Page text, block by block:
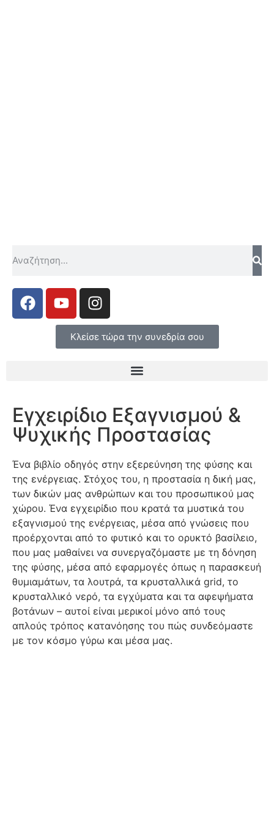
Κλείσε τώρα την συνεδρία σου
Εγχειρίδιο Εξαγνισμού &
Ψυχικής Προστασίας
Ένα βιβλίο οδηγός στην εξερεύνηση της φύσης και
της ενέργειας. Στόχος του, η προστασία η δική μας,
των δικών μας ανθρώπων και του προσωπικού μας
χώρου. Ένα εγχειρίδιο που κρατά τα μυστικά του
εξαγνισμού της ενέργειας, μέσα από γνώσεις που
προέρχονται από το φυτικό και το ορυκτό βασίλειο,
που μας μαθαίνει να συνεργαζόμαστε με τη δόνηση
της φύσης, μέσα από εφαρμογές όπως η παρασκευή
θυμιαμάτων, τα λουτρά, τα κρυσταλλικά grid, το
κρυσταλλικό νερό, τα εγχύματα και τα αφεψήματα
βοτάνων – αυτοί είναι μερικοί μόνο από τους
απλούς τρόπος κατανόησης του πώς συνδεόμαστε
με τον κόσμο γύρω και μέσα μας.